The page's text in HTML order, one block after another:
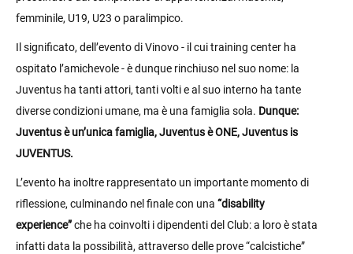
femminile, U19, U23 o paralimpico.
Il significato, dell’evento di Vinovo - il cui training center ha
ospitato l’amichevole - è dunque rinchiuso nel suo nome: la
Juventus ha tanti attori, tanti volti e al suo interno ha tante
diverse condizioni umane, ma è una famiglia sola. Dunque:
Juventus è un’unica famiglia, Juventus è ONE, Juventus is
JUVENTUS.
L’evento ha inoltre rappresentato un importante momento di
riflessione, culminando nel finale con una “disability
experience”che ha coinvolti i dipendenti del Club: a loro è stata
infatti data la possibilità, attraverso delle prove “calcistiche”